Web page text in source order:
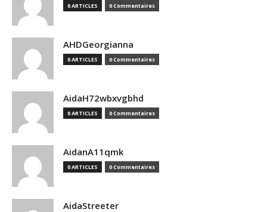
0 ARTICLES 0 Commentaires
AHDGeorgianna
0 ARTICLES 0 Commentaires
AidaH72wbxvgbhd
0 ARTICLES 0 Commentaires
AidanA11qmk
0 ARTICLES 0 Commentaires
AidaStreeter